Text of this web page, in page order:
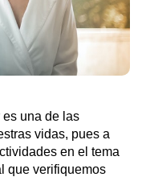
una de las
vidas, pues a
en el tema
que verifiquemos